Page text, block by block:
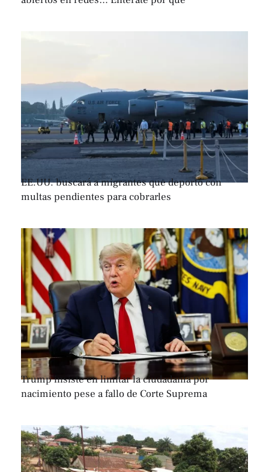
EE.UU. buscará a migrantes que deportó con
multas pendientes para cobrarles
Trump insiste en limitar la ciudadanía por
nacimiento pese a fallo de Corte Suprema